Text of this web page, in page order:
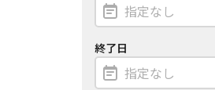
終了日